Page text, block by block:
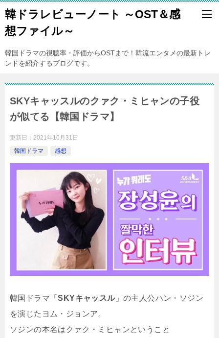
韓ドラレビューノート ～OST＆感
想ファイル～
韓国ドラマの視聴率・評価からOSTまで！韓流エンタメの最新トレ
ンドを紹介するブログです。
SKYキャッスルのクァク・ミヒャンの子役
が似てる【韓国ドラマ】
更新日： 2021年10月31日
韓国ドラマ
感想
韓国ドラマ「SKYキャッスル」の主人公ハン・ソジン
を演じたヨム・ジョンア。
ソジンの本名はクァク・ミヒャンということ